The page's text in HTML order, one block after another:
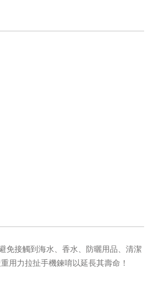
免接觸到海水、香水、防曬用品、清潔
用力拉扯手機鍊唷以延長其壽命！